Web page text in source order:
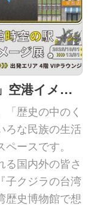
台湾歴史博物館「時空の駅」空港イメージ展
歴史の中のく
ろな民族の生活
ースです。
る国内外の皆さ
子クジラの台湾
歴史博物館で想